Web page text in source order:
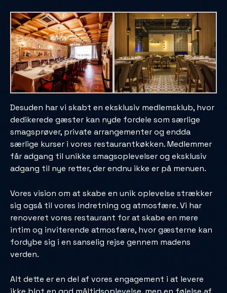
Desuden har vi skabt en eksklusiv medlemsklub, hvor
dedikerede gæster kan nyde fordele som særlige
smagsprøver, private arrangementer og endda
særlige kurser i vores restaurantkøkken. Medlemmer
får adgang til unikke smagsoplevelser og eksklusiv
adgang til nye retter, der endnu ikke er på menuen.
Vores vision om at skabe en unik oplevelse strækker
sig også til vores indretning og atmosfære. Vi har
renoveret vores restaurant for at skabe en mere
intim og inviterende atmosfære, hvor gæsterne kan
fordybe sig i en sanselig rejse gennem madens
verden.
Alt dette er en del af vores engagement i at levere